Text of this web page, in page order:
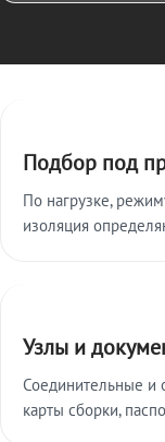
Подбор под
По нагрузке,
изоляция
Узлы и
Соединительные и
карты сборки,